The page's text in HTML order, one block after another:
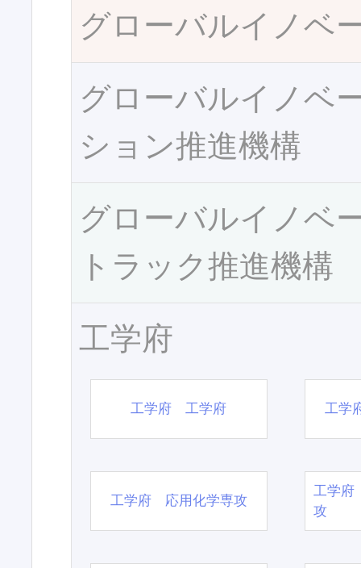
グローバルイノベ
グローバルイノベ
ション推進機構
グローバルイノベ
トラック推進機構
工学府
工学府 工学府 工学
工学府 応用化学専攻
工学府
攻